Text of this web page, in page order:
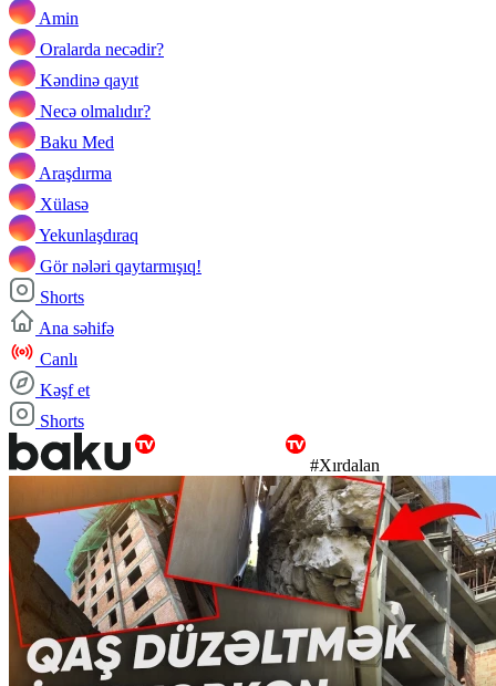
Amin
Oralarda necədir?
Kəndinə qayıt
Necə olmalıdır?
Baku Med
Araşdırma
Xülasə
Yekunlaşdıraq
Gör nələri qaytarmışıq!
Shorts
Ana səhifə
Canlı
Kəşf et
Shorts
#Xırdalan